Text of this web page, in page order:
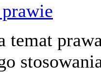
temat